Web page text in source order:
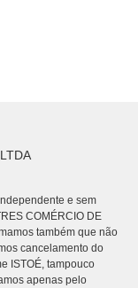
e sem
COMÉRCIO DE
também que não
cancelamento do
ISTOÉ, tampouco
apenas pelo